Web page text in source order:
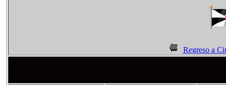
Regreso a